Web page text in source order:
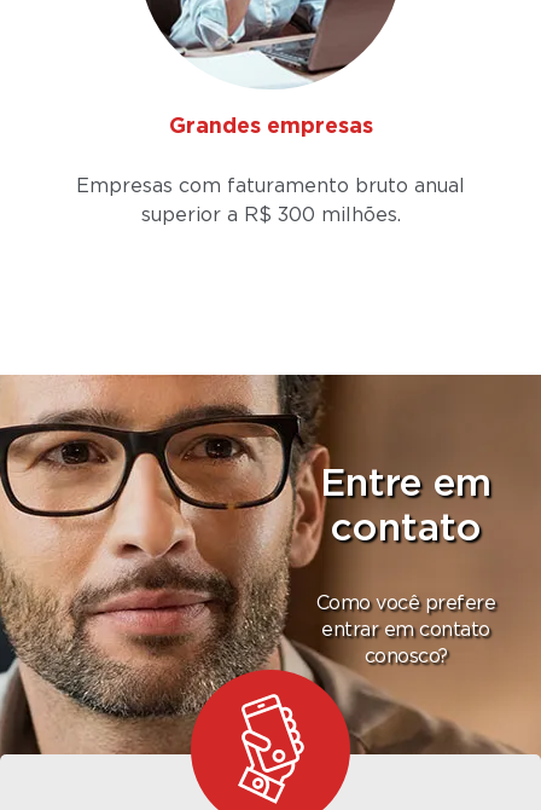
Grandes empresas
Empresas com faturamento bruto anual
superior a R$ 300 milhões.
Entre em
contato
Como você prefere
entrar em contato
conosco?